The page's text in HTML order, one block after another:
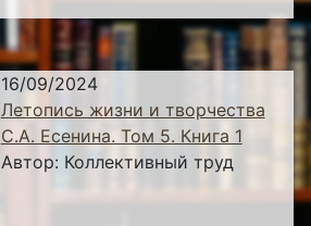
16/09/2024
Летопись жизни и творчества
С.А. Есенина. Том 5. Книга 1
Автор: Коллективный труд